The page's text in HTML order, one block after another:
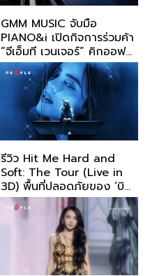
GMM MUSIC จับมือ
PIANO&i เปิดกิจการร่วมค้า
“จีเอ็มที เวนเจอร์” คิกออฟ
คอนเสิร์ตแรก “90's -
2000's PIANO & i
CONCERT : Grammy
Songbook”
รีวิว Hit Me Hard and
Soft: The Tour (Live in
3D) พื้นที่ปลอดภัยของ ‘บิล
ลี่ ไอลิช’